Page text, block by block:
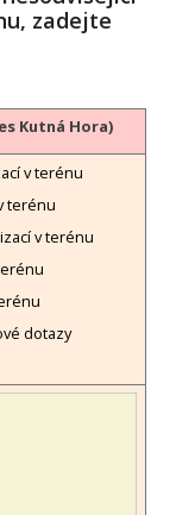
zadejte
Kutná Hora)
v terénu
terénu
v terénu
dotazy